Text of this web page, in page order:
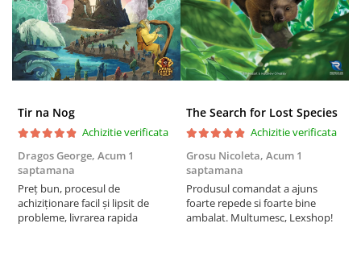
Tir na Nog
Achizitie verificata
Dragos George, Acum 1
saptamana
Preț bun, procesul de
achiziționare facil și lipsit de
probleme, livrarea rapida
The Search for Lost Species
Achizitie verificata
Grosu Nicoleta, Acum 1
saptamana
Produsul comandat a ajuns
foarte repede si foarte bine
ambalat. Multumesc, Lexshop!